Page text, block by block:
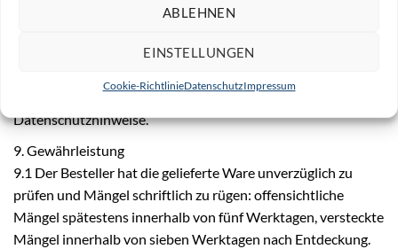
ABLEHNEN
EINSTELLUNGEN
Cookie-RichtlinieDatenschutzImpressum
Forderungen um mehr als 20 %, gibt TMR auf Verlangen des
Bestellers entsprechende Sicherheiten frei.
ruehrtechnik.de/datenschutz veröffentlichten
Datenschutzhinweise.
9. Gewährleistung
9.1 Der Besteller hat die gelieferte Ware unverzüglich zu
prüfen und Mängel schriftlich zu rügen: offensichtliche
Mängel spätestens innerhalb von fünf Werktagen, versteckte
Mängel innerhalb von sieben Werktagen nach Entdeckung.